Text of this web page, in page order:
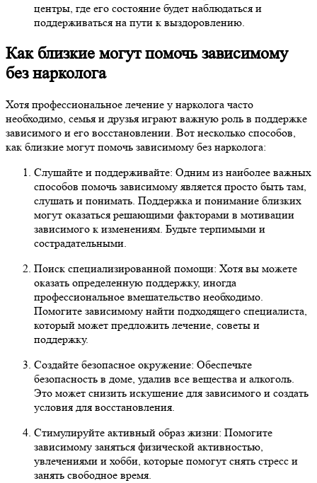
центры, где его состояние будет наблюдаться и
поддерживаться на пути к выздоровлению.
Как близкие могут помочь зависимому
без нарколога
Хотя профессиональное лечение у нарколога часто
необходимо, семья и друзья играют важную роль в поддержке
зависимого и его восстановлении. Вот несколько способов,
как близкие могут помочь зависимому без нарколога:
Слушайте и поддерживайте: Одним из наиболее важных
способов помочь зависимому является просто быть там,
слушать и понимать. Поддержка и понимание близких
могут оказаться решающими факторами в мотивации
зависимого к изменениям. Будьте терпимыми и
сострадательными.
Поиск специализированной помощи: Хотя вы можете
оказать определенную поддержку, иногда
профессиональное вмешательство необходимо.
Помогите зависимому найти подходящего специалиста,
который может предложить лечение, советы и
поддержку.
Создайте безопасное окружение: Обеспечьте
безопасность в доме, удалив все вещества и алкоголь.
Это может снизить искушение для зависимого и создать
условия для восстановления.
Стимулируйте активный образ жизни: Помогите
зависимому заняться физической активностью,
увлечениями и хобби, которые помогут снять стресс и
занять свободное время.